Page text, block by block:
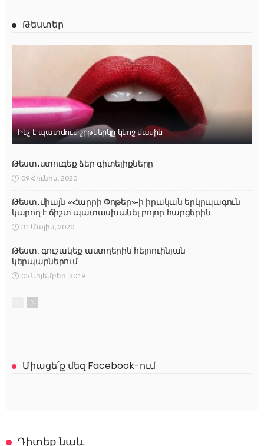
Թեստեր
Ինչ է պատմում շրթներկը կնոջ մասին
Թեստ․ստուգեք ձեր գիտելիքները
09 Հունիս, 2020
Թեստ․միայն «Հարրի Փոթեր»-ի իրական երկրպագուն
կարող է ճիշտ պատասխանել բոլոր հարցերին
31 Մայիս, 2020
Թեստ. գուշակեք աստղերին հելոուինյան
կերպարներում
05 Նոյեմբեր, 2019
Միացե՛ք մեզ Facebook-ում
Դիտեք նաև